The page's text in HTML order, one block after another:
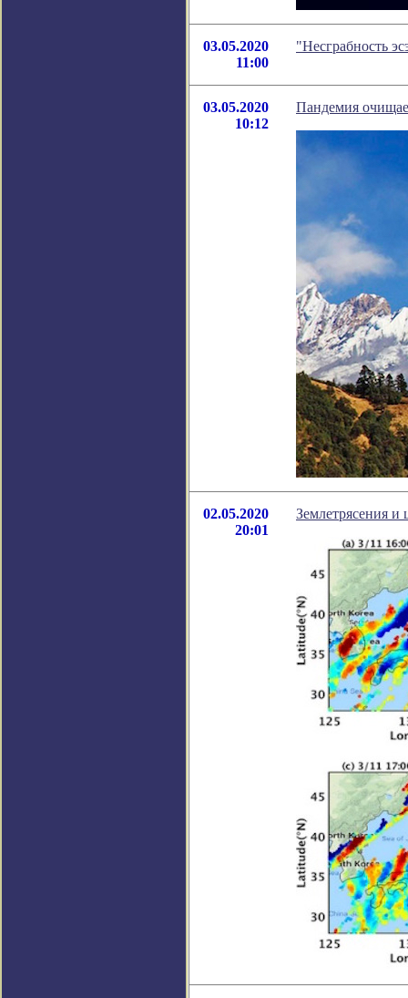
03.05.2020
11:00
"Несграбность
03.05.2020
10:12
Пандемия
02.05.2020
20:01
Землетрясения и